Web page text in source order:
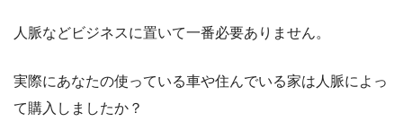
人脈などビジネスに置いて一番必要ありません。
実際にあなたの使っている車や住んでいる家は人脈によっ
て購入しましたか？